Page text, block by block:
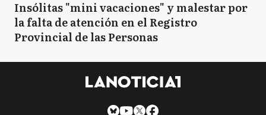
Insólitas "mini vacaciones" y malestar por
la falta de atención en el Registro
Provincial de las Personas